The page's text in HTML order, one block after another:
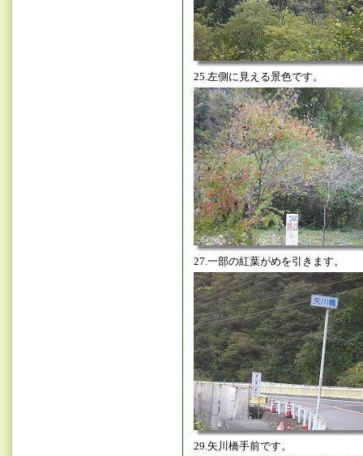
25.左側に見える景色です。
27.一部の紅葉がめを引きます。
29.矢川橋手前です。